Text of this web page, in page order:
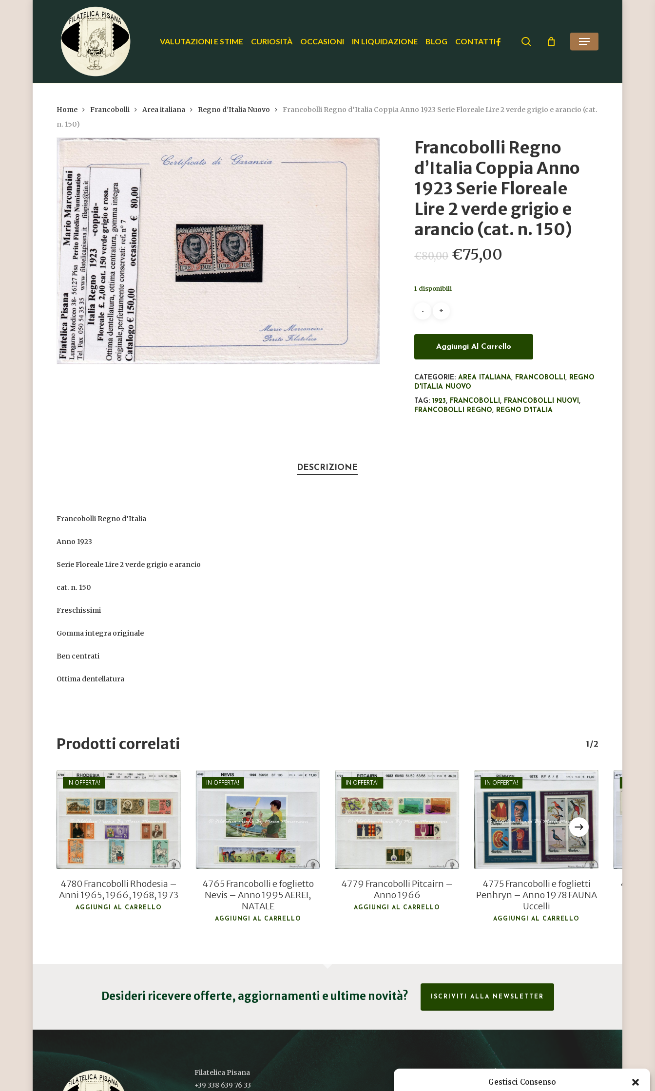
Gestisci Consenso
Hit enter to search or ESC to close
VALUTAZIONI E STIME CURIOSITÀ OCCASIONI IN LIQUIDAZIONE BLOG CONTATTIFACEBOOK search Menu
Home Francobolli Area italiana Regno d'Italia Nuovo
Francobolli Regno d’Italia Coppia Anno 1923 Serie Floreale Lire 2 verde grigio e arancio (cat.
n. 150)
Francobolli Regno
d’Italia Coppia Anno
1923 Serie Floreale
Lire 2 verde grigio e
arancio (cat. n. 150)
€80,00 Il
prezzo
€75,00
1 disponibili
Aggiungi Al Carrello
CATEGORIE:AREA ITALIANA, FRANCOBOLLI, REGNO
D'ITALIA NUOVO
TAG:1923, FRANCOBOLLI, FRANCOBOLLI NUOVI,
FRANCOBOLLI REGNO, REGNO D'ITALIA
DESCRIZIONE
Francobolli Regno d’Italia
Anno 1923
Serie Floreale Lire 2 verde grigio e arancio
cat. n. 150
Freschissimi
Gomma integra originale
Ben centrati
Ottima dentellatura
Prodotti correlati 1/2
IN OFFERTA!
€26,00
€18,00
4780 Francobolli Rhodesia –
Anni 1965, 1966, 1968, 1973
AGGIUNGI AL CARRELLO
IN OFFERTA!
€11,00
€8,00
4765 Francobolli e foglietto
Nevis – Anno 1995 AEREI,
NATALE
AGGIUNGI AL CARRELLO
IN OFFERTA!
€36,00
€26,00
4779 Francobolli Pitcairn –
Anno 1966
AGGIUNGI AL CARRELLO
IN OFFERTA!
€11,00
€7,50
4775 Francobolli e foglietti
Penhryn – Anno 1978 FAUNA
Uccelli
AGGIUNGI AL CARRELLO
4777
Desideri ricevere offerte, aggiornamenti e ultime novità? ISCRIVITI ALLA NEWSLETTER
Filatelica Pisana
+39 338 639 76 33